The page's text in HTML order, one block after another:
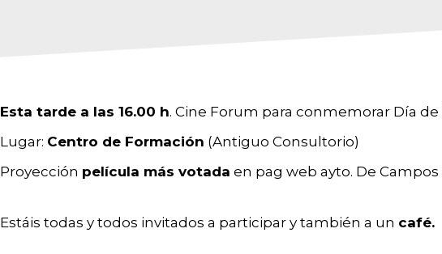
Esta tarde a las 16.00 h. Cine Forum para conmemorar Día
Lugar: Centro de Formación (Antiguo Consultorio)
Proyección película más votada en pag web ayto. De Campos
Estáis todas y todos invitados a participar y también a un café.